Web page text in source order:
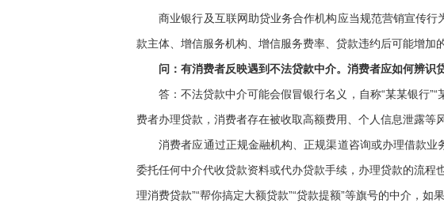
商业银行及互联网助贷业务合作机构应当规范营销宣传行
款主体、增信服务机构、增信服务费率、贷款违约后可能增加
问：有消费者反映遇到不法贷款中介。消费者应如何辨识
答：不法贷款中介可能会假冒银行名义，自称“某某银行”“
费者办理贷款，消费者存在被收取高额费用、个人信息泄露等风
消费者应通过正规金融机构、正规渠道咨询或办理借款业
委托任何中介代收贷款资料或代办贷款手续，办理贷款的流
理消费贷款”“帮你搞定大额贷款”“贷款提额”等旗号的中介，如